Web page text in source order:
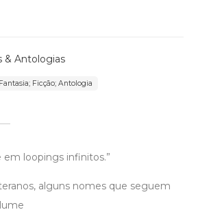
& Antologias
Ficção; Antologia
em loopings infinitos.”
alguns nomes que seguem